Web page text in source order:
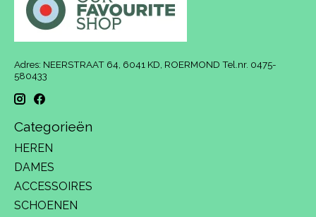
Adres: NEERSTRAAT 64, 6041 KD, ROERMOND Tel.nr. 0475-
580433
Categorieën
HEREN
DAMES
ACCESSOIRES
SCHOENEN